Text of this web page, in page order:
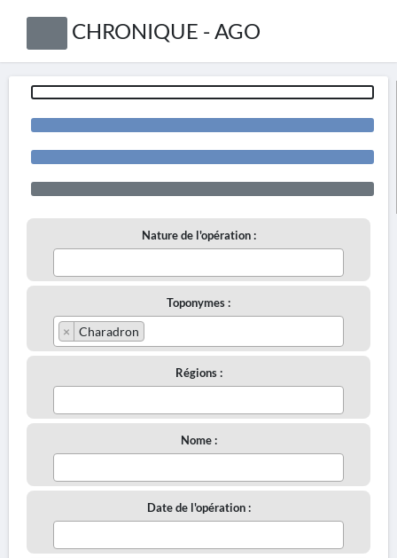
CHRONIQUE - AGO
Nature de l'opération :
Toponymes :
× Charadron
Régions :
Nome :
Date de l'opération :